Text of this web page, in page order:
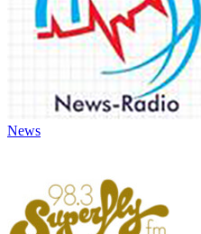
News